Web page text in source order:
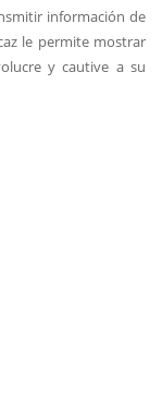
información de
le permite mostrar
y cautive a su